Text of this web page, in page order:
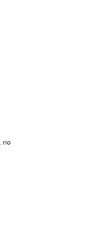
rio